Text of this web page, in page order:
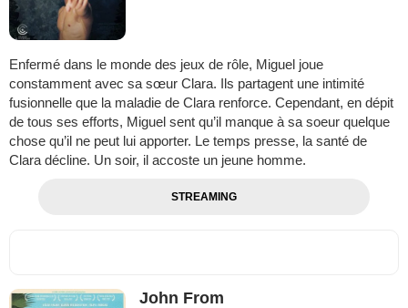
Enfermé dans le monde des jeux de rôle, Miguel joue
constamment avec sa sœur Clara. Ils partagent une intimité
fusionnelle que la maladie de Clara renforce. Cependant, en dépit
de tous ses efforts, Miguel sent qu’il manque à sa soeur quelque
chose qu’il ne peut lui apporter. Le temps presse, la santé de
Clara décline. Un soir, il accoste un jeune homme.
STREAMING
John From